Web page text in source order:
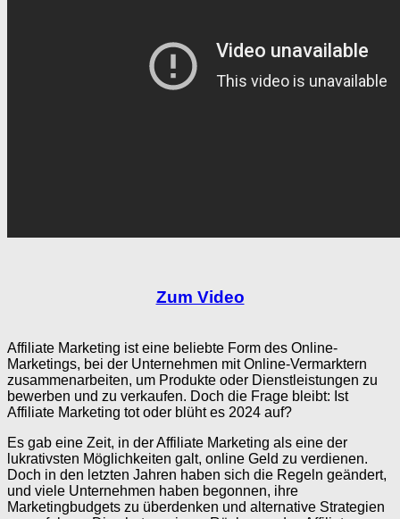
Zum Video
Affiliate Marketing ist eine beliebte Form des Online-
Marketings, bei der Unternehmen mit Online-Vermarktern
zusammenarbeiten, um Produkte oder Dienstleistungen zu
bewerben und zu verkaufen. Doch die Frage bleibt: Ist
Affiliate Marketing tot oder blüht es 2024 auf?
Es gab eine Zeit, in der Affiliate Marketing als eine der
lukrativsten Möglichkeiten galt, online Geld zu verdienen.
Doch in den letzten Jahren haben sich die Regeln geändert,
und viele Unternehmen haben begonnen, ihre
Marketingbudgets zu überdenken und alternative Strategien